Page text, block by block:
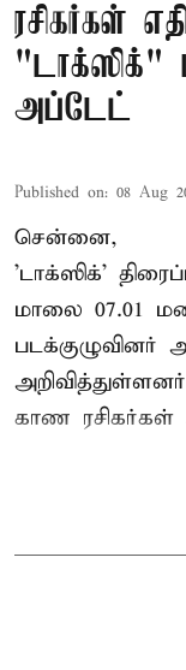
ரசிகர்கள்
"டாக்ஸிக்"
அப்டேட்
Published on: 08 Aug
சென்னை,
'டாக்ஸிக்'
மாலை 07.01
படக்குழுவினர்
காண ரசிகர்கள்